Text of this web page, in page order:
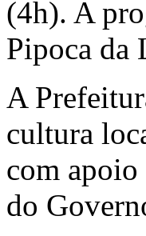
(4h). A
Pipoca da
A
cultura
com apoio
do